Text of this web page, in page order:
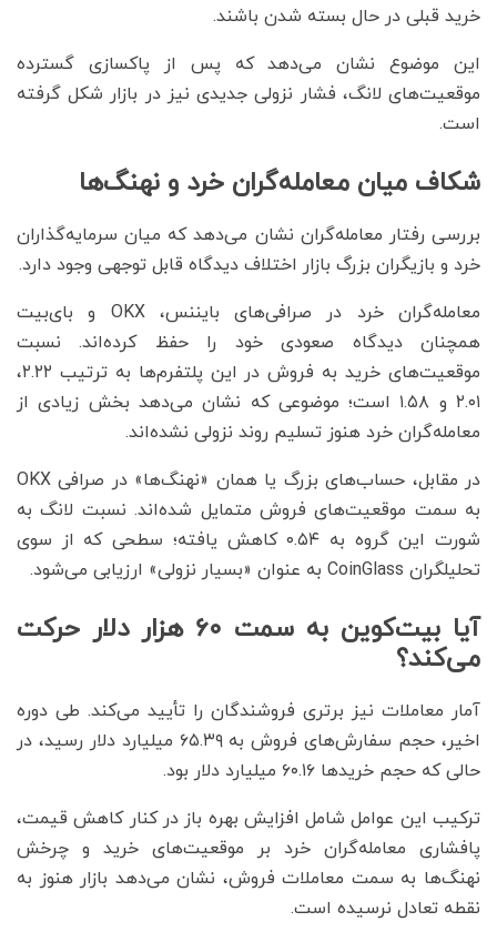
خرید قبلی در حال بسته شدن باشند.
این موضوع نشان می‌دهد که پس از پاکسازی گسترده
موقعیت‌های لانگ، فشار نزولی جدیدی نیز در بازار شکل گرفته
است.
شکاف میان معامله‌گران خرد و نهنگ‌ها
بررسی رفتار معامله‌گران نشان می‌دهد که میان سرمایه‌گذاران
خرد و بازیگران بزرگ بازار اختلاف دیدگاه قابل توجهی وجود دارد.
معامله‌گران خرد در صرافی‌های بایننس، OKX و بای‌بیت
همچنان دیدگاه صعودی خود را حفظ کرده‌اند. نسبت
موقعیت‌های خرید به فروش در این پلتفرم‌ها به ترتیب ۲.۲۲،
۲.۰۱ و ۱.۵۸ است؛ موضوعی که نشان می‌دهد بخش زیادی از
معامله‌گران خرد هنوز تسلیم روند نزولی نشده‌اند.
در مقابل، حساب‌های بزرگ یا همان «نهنگ‌ها» در صرافی OKX
به سمت موقعیت‌های فروش متمایل شده‌اند. نسبت لانگ به
شورت این گروه به ۰.۵۴ کاهش یافته؛ سطحی که از سوی
تحلیلگران CoinGlass به عنوان «بسیار نزولی» ارزیابی می‌شود.
آیا بیت‌کوین به سمت ۶۰ هزار دلار حرکت
می‌کند؟
آمار معاملات نیز برتری فروشندگان را تأیید می‌کند. طی دوره
اخیر، حجم سفارش‌های فروش به ۶۵.۳۹ میلیارد دلار رسید، در
حالی که حجم خریدها ۶۰.۱۶ میلیارد دلار بود.
ترکیب این عوامل شامل افزایش بهره باز در کنار کاهش قیمت،
پافشاری معامله‌گران خرد بر موقعیت‌های خرید و چرخش
نهنگ‌ها به سمت معاملات فروش، نشان می‌دهد بازار هنوز به
نقطه تعادل نرسیده است.